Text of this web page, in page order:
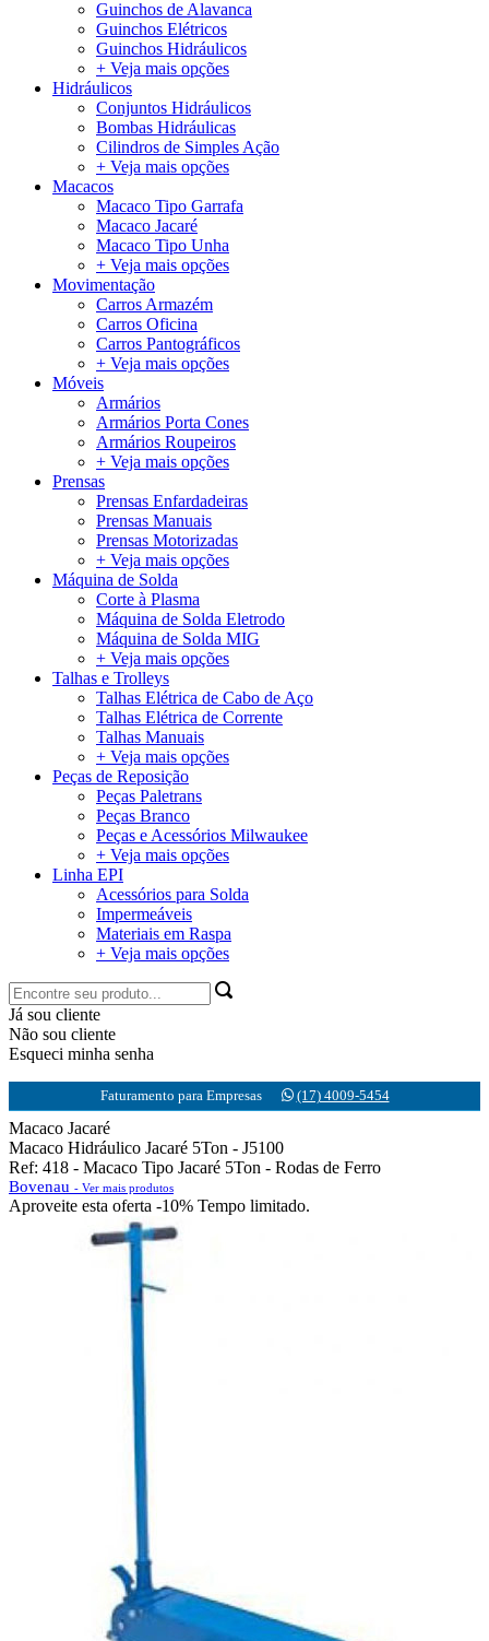
Guinchos de Alavanca
Guinchos Elétricos
Guinchos Hidráulicos
+ Veja mais opções
Hidráulicos
Conjuntos Hidráulicos
Bombas Hidráulicas
Cilindros de Simples Ação
+ Veja mais opções
Macacos
Macaco Tipo Garrafa
Macaco Jacaré
Macaco Tipo Unha
+ Veja mais opções
Movimentação
Carros Armazém
Carros Oficina
Carros Pantográficos
+ Veja mais opções
Móveis
Armários
Armários Porta Cones
Armários Roupeiros
+ Veja mais opções
Prensas
Prensas Enfardadeiras
Prensas Manuais
Prensas Motorizadas
+ Veja mais opções
Máquina de Solda
Corte à Plasma
Máquina de Solda Eletrodo
Máquina de Solda MIG
+ Veja mais opções
Talhas e Trolleys
Talhas Elétrica de Cabo de Aço
Talhas Elétrica de Corrente
Talhas Manuais
+ Veja mais opções
Peças de Reposição
Peças Paletrans
Peças Branco
Peças e Acessórios Milwaukee
+ Veja mais opções
Linha EPI
Acessórios para Solda
Impermeáveis
Materiais em Raspa
+ Veja mais opções
Já sou cliente
Não sou cliente
Esqueci minha senha
Faturamento para Empresas (17) 4009-5454
Macaco Jacaré
Macaco Hidráulico Jacaré 5Ton - J5100
Ref: 418 - Macaco Tipo Jacaré 5Ton - Rodas de Ferro
Bovenau - Ver mais produtos
Aproveite esta oferta -10% Tempo limitado.